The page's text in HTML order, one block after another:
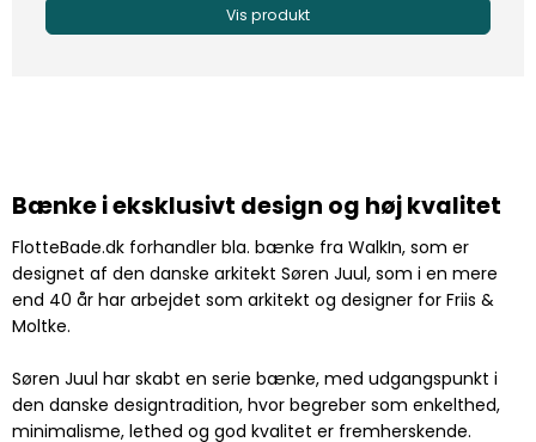
Vis produkt
Bænke i eksklusivt design og høj kvalitet
FlotteBade.dk forhandler bla. bænke fra WalkIn, som er
designet af den danske arkitekt Søren Juul, som i en mere
end 40 år har arbejdet som arkitekt og designer for Friis &
Moltke.
Søren Juul har skabt en serie bænke, med udgangspunkt i
den danske designtradition, hvor begreber som enkelthed,
minimalisme, lethed og god kvalitet er fremherskende.